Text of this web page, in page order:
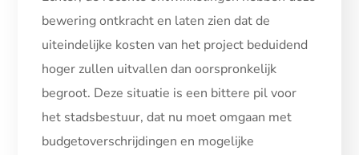
bewering ontkracht en laten zien dat de
uiteindelijke kosten van het project beduidend
hoger zullen uitvallen dan oorspronkelijk
begroot. Deze situatie is een bittere pil voor
het stadsbestuur, dat nu moet omgaan met
budgetoverschrijdingen en mogelijke